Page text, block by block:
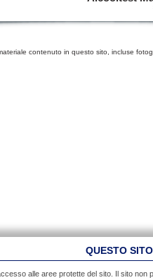
contenuto in questo sito, incluse
QUESTO
alle aree protette del sito. Il sito